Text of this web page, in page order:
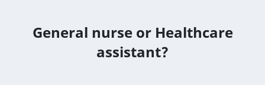
General nurse or Healthcare
assistant?